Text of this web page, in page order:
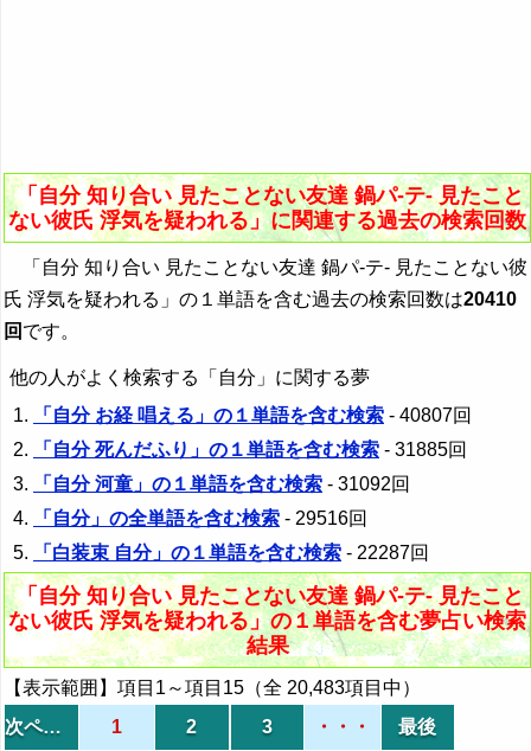
「自分 知り合い 見たことない友達 鍋パ-テ- 見たこと
ない彼氏 浮気を疑われる」に関連する過去の検索回数
「自分 知り合い 見たことない友達 鍋パ-テ- 見たことない彼
氏 浮気を疑われる」の１単語を含む過去の検索回数は20410
回 です。
他の人がよく検索する「自分」に関する夢
「自分 お経 唱える」の１単語を含む検索 - 40807回
「自分 死んだふり」の１単語を含む検索 - 31885回
「自分 河童」の１単語を含む検索 - 31092回
「自分」の全単語を含む検索 - 29516回
「白装束 自分」の１単語を含む検索 - 22287回
「自分 知り合い 見たことない友達 鍋パ-テ- 見たこと
ない彼氏 浮気を疑われる」の１単語を含む夢占い検索
結果
【表示範囲】項目1～項目15（全 20,483項目中）
次ページ
1 2 3 ・・・ 最後